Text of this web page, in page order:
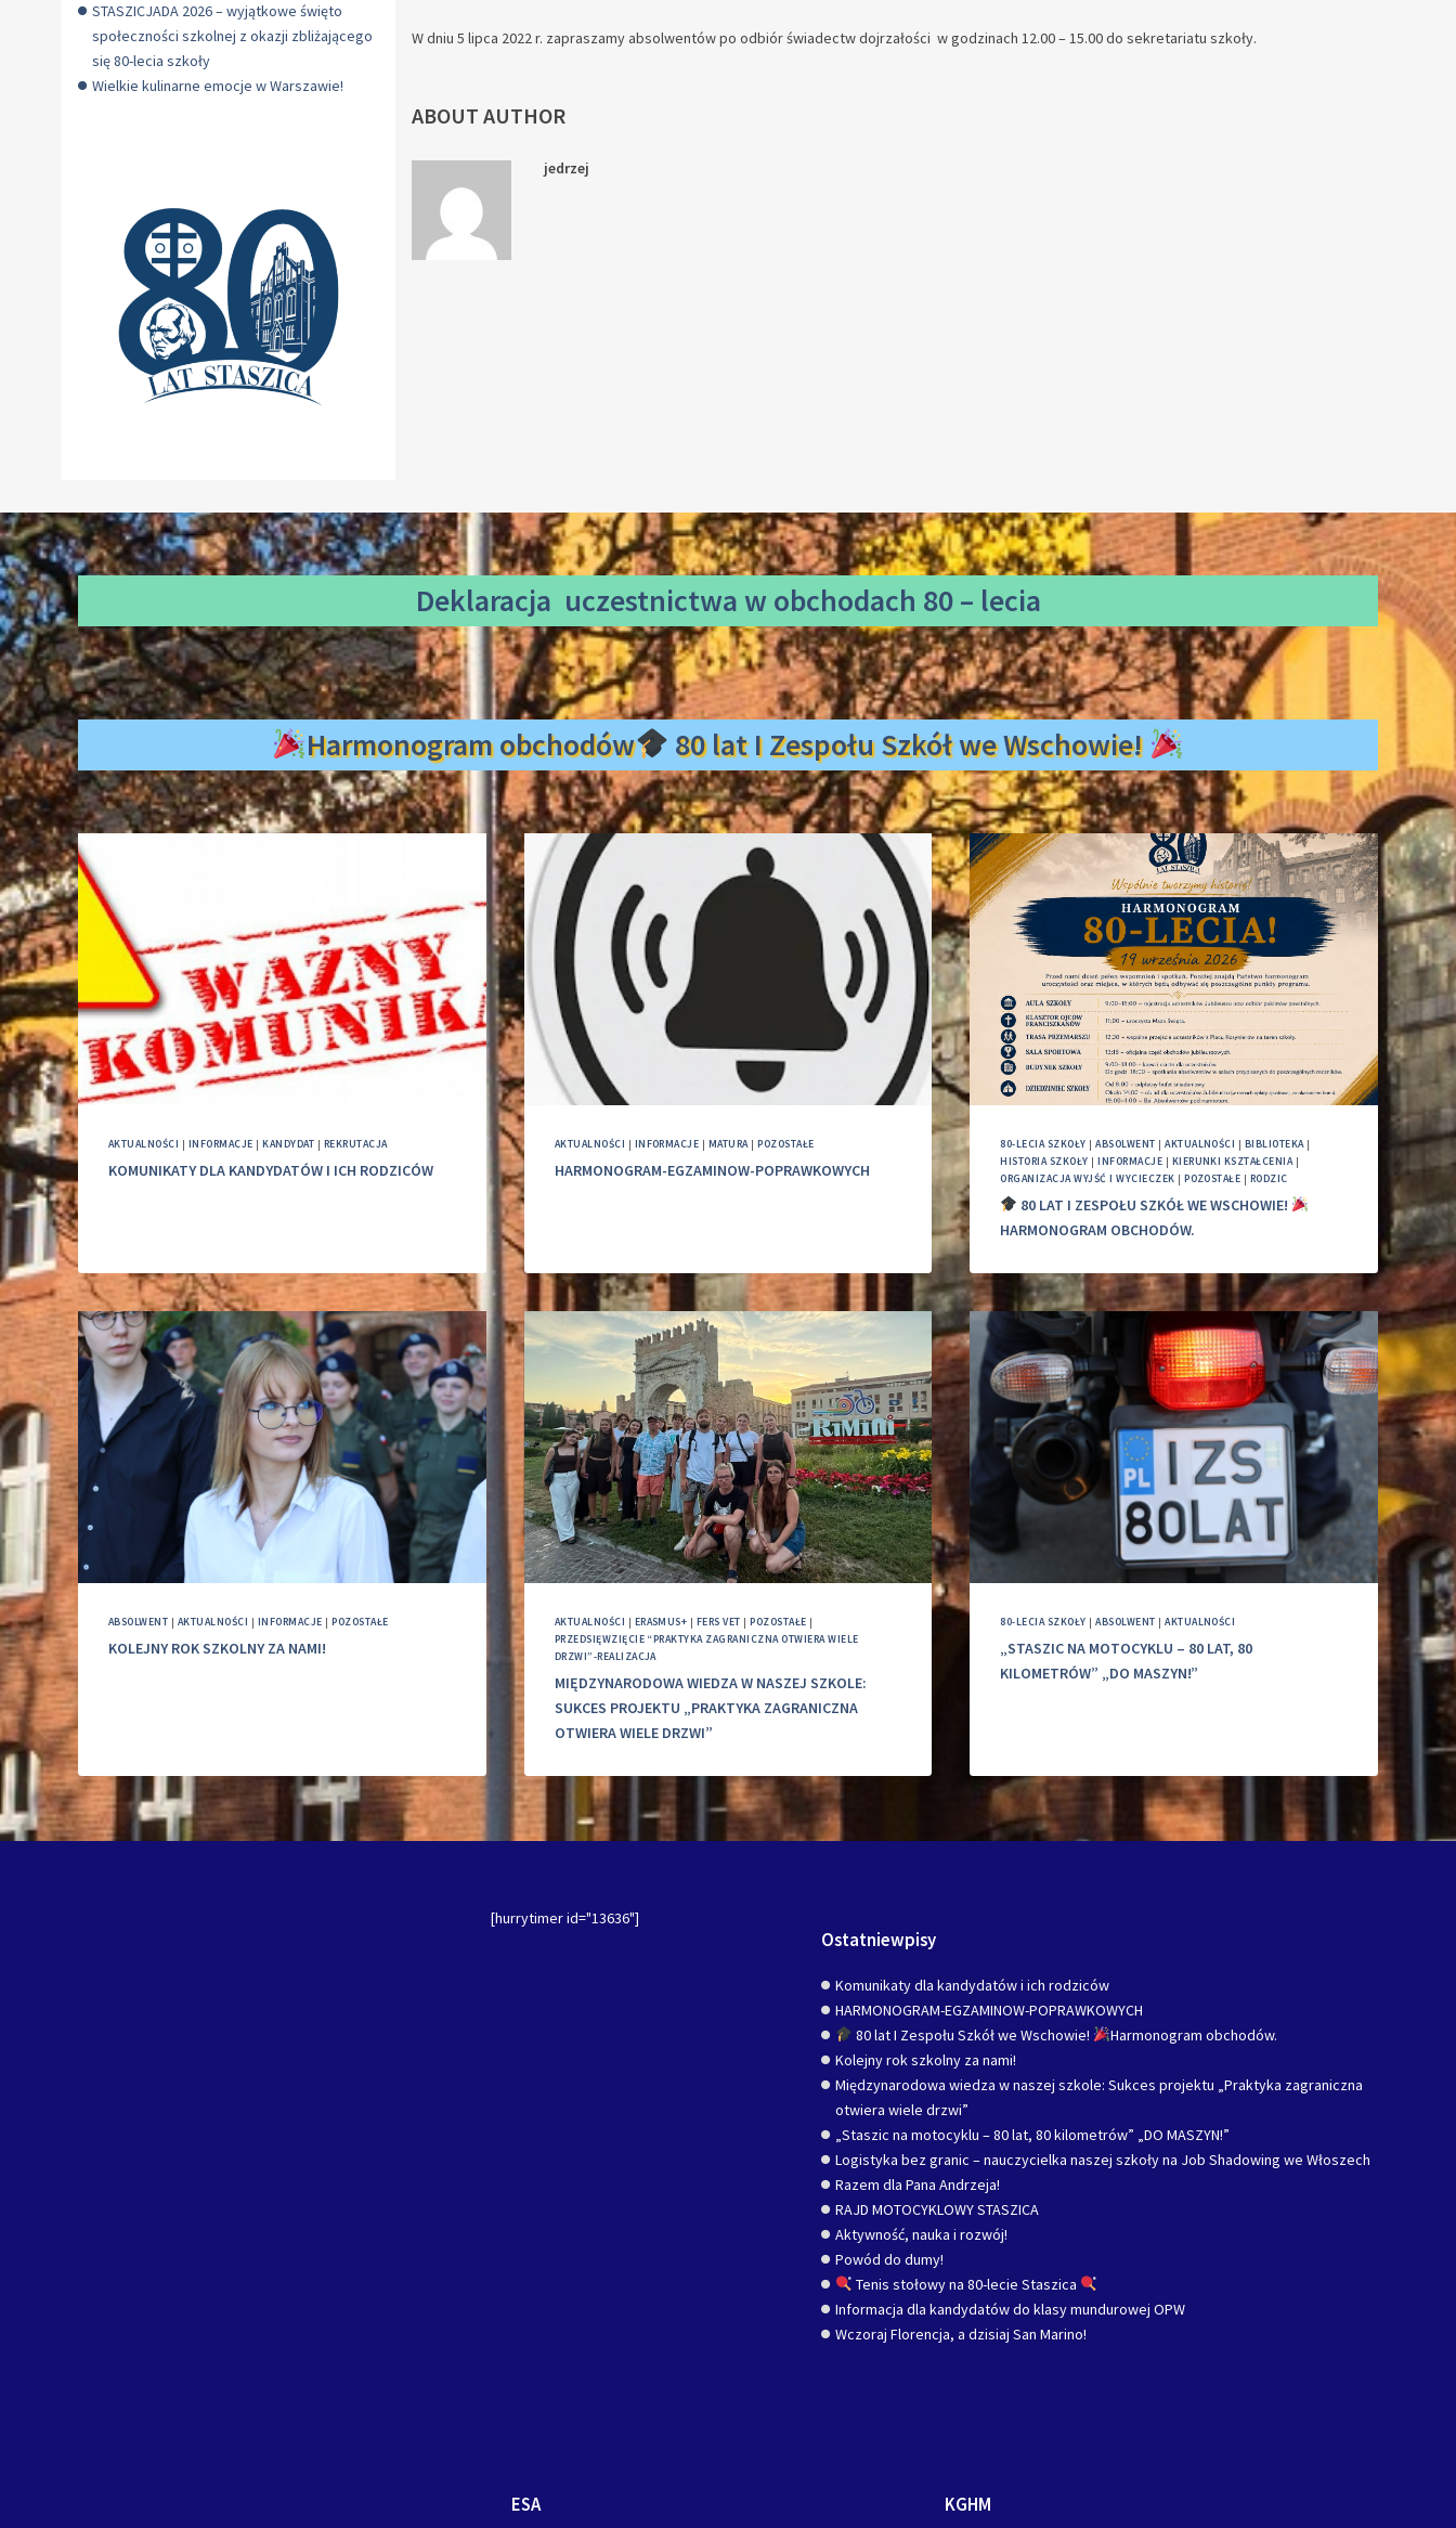
W dniu 5 lipca 2022 r. zapraszamy absolwentów po odbiór świadectw dojrzałości w godzinach 12.00 – 15.00 do sekretariatu szkoły.
ABOUT AUTHOR
jedrzej
STASZICJADA 2026 – wyjątkowe święto
społeczności szkolnej z okazji zbliżającego
się 80-lecia szkoły
Wielkie kulinarne emocje w Warszawie!
Deklaracja uczestnictwaw obchodach 80 – lecia
Harmonogram obchodów 80 lat I Zespołu Szkół we Wschowie!
AKTUALNOŚCI | INFORMACJE |KANDYDAT | REKRUTACJA
KOMUNIKATY DLA KANDYDATÓW I ICH RODZICÓW
AKTUALNOŚCI | INFORMACJE | MATURA|POZOSTAŁE
HARMONOGRAM-EGZAMINOW-POPRAWKOWYCH
80-LECIA SZKOŁY |ABSOLWENT |AKTUALNOŚCI | BIBLIOTEKA|
HISTORIA SZKOŁY |INFORMACJE | KIERUNKI KSZTAŁCENIA|
ORGANIZACJA WYJŚĆ I WYCIECZEK |POZOSTAŁE | RODZIC
80 LAT I ZESPOŁU SZKÓŁ WE WSCHOWIE!
HARMONOGRAM OBCHODÓW.
ABSOLWENT | AKTUALNOŚCI | INFORMACJE |POZOSTAŁE
KOLEJNY ROK SZKOLNY ZA NAMI!
AKTUALNOŚCI | ERASMUS+ | FERS VET |POZOSTAŁE |
PRZEDSIĘWZIĘCIE “PRAKTYKA ZAGRANICZNA OTWIERA WIELE
DRZWI”-REALIZACJA
MIĘDZYNARODOWA WIEDZA W NASZEJ SZKOLE:
SUKCES PROJEKTU „PRAKTYKA ZAGRANICZNA
OTWIERA WIELE DRZWI”
80-LECIA SZKOŁY |ABSOLWENT |AKTUALNOŚCI
„STASZIC NA MOTOCYKLU – 80 LAT, 80
KILOMETRÓW” „DO MASZYN!”
[hurrytimer id="13636"]
Ostatniewpisy
Komunikaty dla kandydatów i ich rodziców
HARMONOGRAM-EGZAMINOW-POPRAWKOWYCH
80 lat I Zespołu Szkół we Wschowie!
Harmonogram obchodów.
Kolejny rok szkolny za nami!
Międzynarodowa wiedza w naszej szkole: Sukces projektu „Praktyka zagraniczna
otwiera wiele drzwi”
„Staszic na motocyklu – 80 lat, 80 kilometrów” „DO MASZYN!”
Logistyka bez granic – nauczycielka naszej szkoły na Job Shadowing we Włoszech
Razem dla Pana Andrzeja!
RAJD MOTOCYKLOWY STASZICA
Aktywność, nauka i rozwój!
Powód do dumy!
Tenis stołowy na 80-lecie Staszica
Informacja dla kandydatów do klasy mundurowej OPW
Wczoraj Florencja, a dzisiaj San Marino!
ESA KGHM